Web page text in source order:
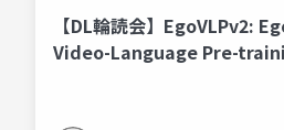
【DL輪読会】EgoVLPv2:
Video-Language Pre-